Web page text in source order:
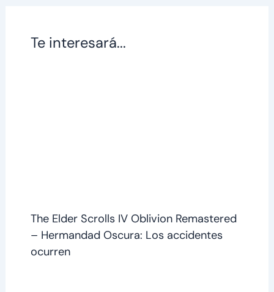
Te interesará...
The Elder Scrolls IV Oblivion Remastered
– Hermandad Oscura: Los accidentes
ocurren